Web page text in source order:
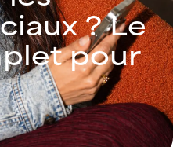
ciaux?Le
pletpour